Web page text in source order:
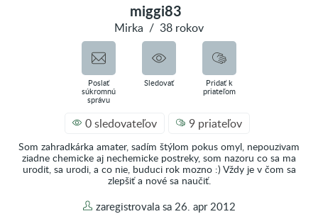
miggi83
Mirka / 38 rokov
Poslať
súkromnú
správu
Sledovať
Pridať k
priateľom
0 sledovateľov 9 priateľov
Som zahradkárka amater, sadím štýlom pokus omyl, nepouzivam
ziadne chemicke aj nechemicke postreky, som nazoru co sa ma
urodit, sa urodi, a co nie, buduci rok mozno :) Vždy je v čom sa
zlepšiť a nové sa naučiť.
zaregistrovala sa 26. apr 2012